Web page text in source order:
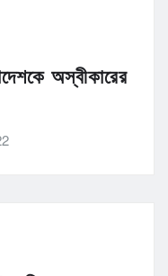
অস্বীকারের